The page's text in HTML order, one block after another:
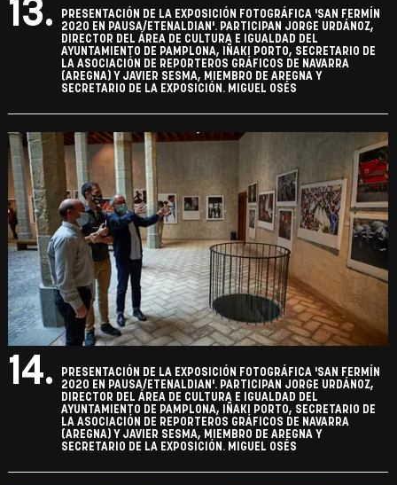
13.
PRESENTACIÓN DE LA EXPOSICIÓN FOTOGRÁFICA 'SAN FERMÍN
2020 EN PAUSA/ETENALDIAN'. PARTICIPAN JORGE URDÁNOZ,
DIRECTOR DEL ÁREA DE CULTURA E IGUALDAD DEL
AYUNTAMIENTO DE PAMPLONA, IÑAKI PORTO, SECRETARIO DE
LA ASOCIACIÓN DE REPORTEROS GRÁFICOS DE NAVARRA
(AREGNA) Y JAVIER SESMA, MIEMBRO DE AREGNA Y
SECRETARIO DE LA EXPOSICIÓN. MIGUEL OSÉS
14.
PRESENTACIÓN DE LA EXPOSICIÓN FOTOGRÁFICA 'SAN FERMÍN
2020 EN PAUSA/ETENALDIAN'. PARTICIPAN JORGE URDÁNOZ,
DIRECTOR DEL ÁREA DE CULTURA E IGUALDAD DEL
AYUNTAMIENTO DE PAMPLONA, IÑAKI PORTO, SECRETARIO DE
LA ASOCIACIÓN DE REPORTEROS GRÁFICOS DE NAVARRA
(AREGNA) Y JAVIER SESMA, MIEMBRO DE AREGNA Y
SECRETARIO DE LA EXPOSICIÓN. MIGUEL OSÉS